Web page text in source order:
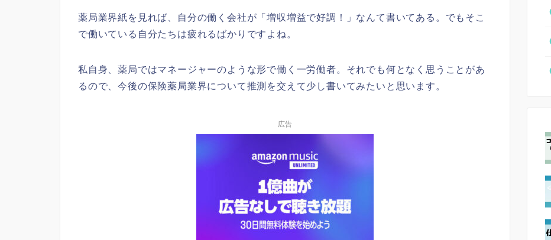
薬局業界紙を見れば、自分の働く会社が「増収増益で好調！」なんて書いてある。でもそこ
で働いている自分たちは疲れるばかりですよね。
私自身、薬局ではマネージャーのような形で働く一労働者。それでも何となく思うことがあ
るので、今後の保険薬局業界について推測を交えて少し書いてみたいと思います。
広告